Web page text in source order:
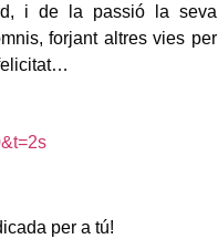
i de la passió la seva
forjant altres vies per
per a tú!